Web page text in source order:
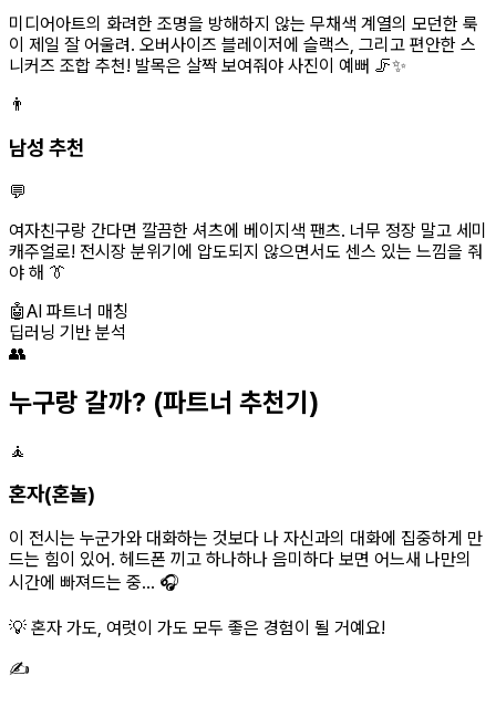
미디어아트의 화려한 조명을 방해하지 않는 무채색 계열의 모던한 룩
이 제일 잘 어울려. 오버사이즈 블레이저에 슬랙스, 그리고 편안한 스
니커즈 조합 추천! 발목은 살짝 보여줘야 사진이 예뻐 🦵✨
👨
남성 추천
💬
여자친구랑 간다면 깔끔한 셔츠에 베이지색 팬츠. 너무 정장 말고 세미
캐주얼로! 전시장 분위기에 압도되지 않으면서도 센스 있는 느낌을 줘
야 해 👔
🤖AI 파트너 매칭
딥러닝 기반 분석
👥
누구랑 갈까? (파트너 추천기)
🧘
혼자(혼놀)
이 전시는 누군가와 대화하는 것보다 나 자신과의 대화에 집중하게 만
드는 힘이 있어. 헤드폰 끼고 하나하나 음미하다 보면 어느새 나만의
시간에 빠져드는 중... 🎧
💡 혼자 가도, 여럿이 가도 모두 좋은 경험이 될 거예요!
✍️